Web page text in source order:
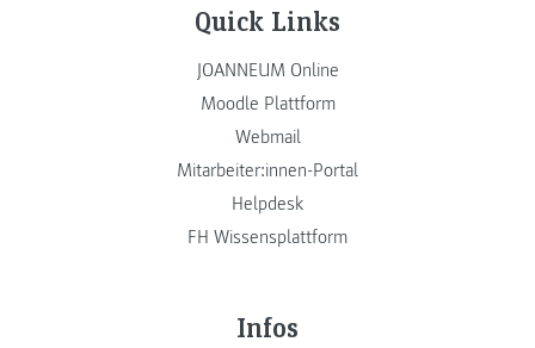
Quick Links
JOANNEUM Online
Moodle Plattform
Webmail
Mitarbeiter:innen-Portal
Helpdesk
FH Wissensplattform
Infos